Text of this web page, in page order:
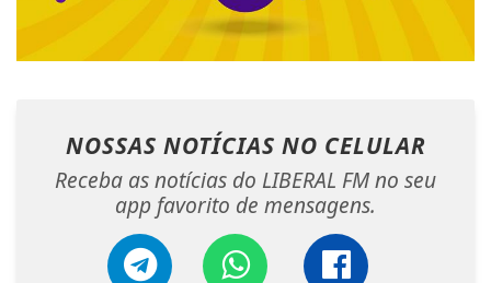
NOSSAS NOTÍCIAS NO CELULAR
Receba as notícias do LIBERAL FM no seu
app favorito de mensagens.